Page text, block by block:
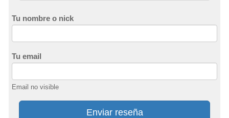
Tu nombre o nick
Tu email
Email no visible
Enviar reseña